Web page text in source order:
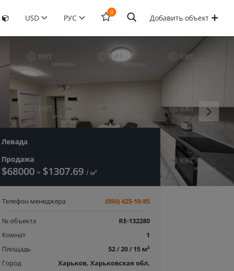
USD РУС
0
Открыть
форму
Добавить объект
Левада
Продажа
$68000 ≈ $1307.69/ м²
Телефон менеджера (050) 425-10-85
№ объекта
RE-132280
Комнат
1
Площадь
52 / 20 / 15 м²
Город
Харьков, Харьковская обл.